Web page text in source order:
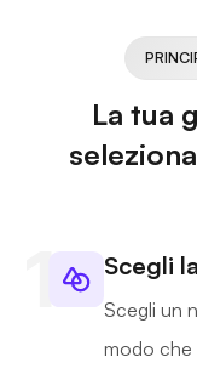
La tua
Scegli
Scegli un
modo che